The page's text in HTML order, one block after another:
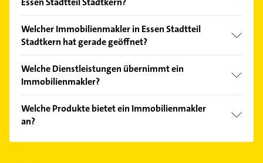
Kundenmeinungen und profitieren Sie von den
Empfehlungen. Die Suchergebnisse können Sie sich
Welcher Immobilienmakler in Essen Stadtteil
Stadtkern hat gerade geöffnet?
Bitte beachten Sie, dass diese an Sonn- und
Feiertagen abweichen können.
Welche Dienstleistungen übernimmt ein
Immobilienmakler?
Mietobjektvermittlung, Online-Banking,
Versicherungen und Wertpapiere.
Welche Produkte bietet ein Immobilienmakler
an?
Das Angebot umfasst unter anderem Mietobjekte.